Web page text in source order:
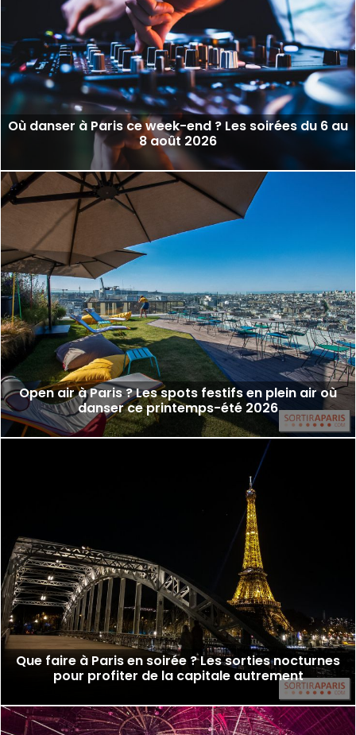
Où danser à Paris ce week-end ? Les soirées du 6 au
8 août 2026
Open air à Paris ? Les spots festifs en plein air où
danser ce printemps-été 2026
Que faire à Paris en soirée ? Les sorties nocturnes
pour profiter de la capitale autrement